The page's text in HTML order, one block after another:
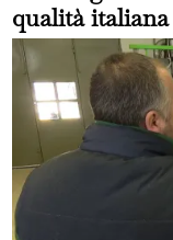
qualità italiana